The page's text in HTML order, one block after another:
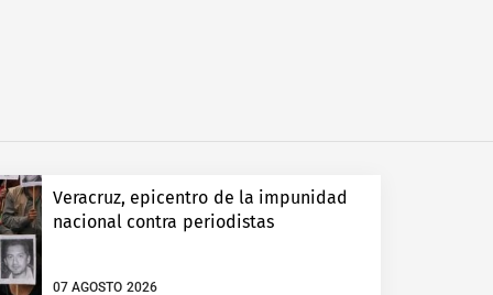
Veracruz, epicentro de la impunidad
nacional contra periodistas
07 AGOSTO 2026